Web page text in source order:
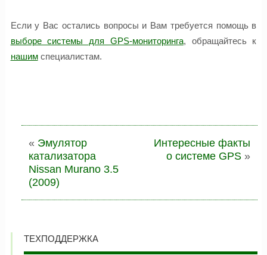
Если у Вас остались вопросы и Вам требуется помощь в
выборе системы для GPS-мониторинга, обращайтесь к
нашимспециалистам.
« Эмулятор
катализатора
Nissan Murano 3.5
(2009)
Интересные факты
о системе GPS»
ТЕХПОДДЕРЖКА